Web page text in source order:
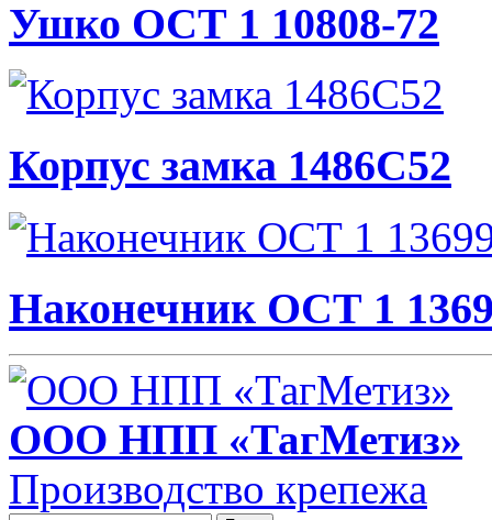
Ушко ОСТ 1 10808-72
Корпус замка 1486С52
Наконечник ОСТ 1
ООО НПП «ТагМетиз»
Производство крепежа